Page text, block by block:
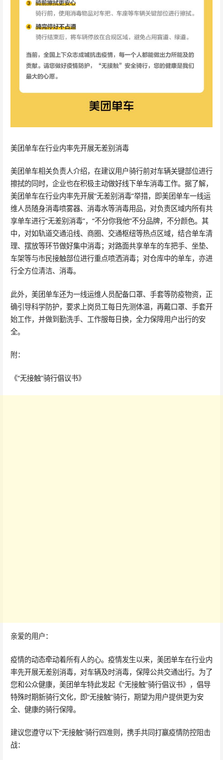
美团单车在行业内率先开展无差别消毒
美团单车相关负责人介绍，在建议用户骑行前对车辆关键部位进行
擦拭的同时，企业也在积极主动做好线下单车消毒工作。据了解，
美团单车在行业内率先开展“无差别消毒”举措，即美团单车一线运
维人员随身消毒喷雾器、消毒水等消毒用品，对负责区域内所有共
享单车进行“无差别消毒”，“不分你我他”不分品牌，不分颜色。其
中，对如轨道交通沿线、商圈、交通枢纽等热点区域，结合单车清
理、摆放等环节做好集中消毒；对路面共享单车的车把手、坐垫、
车架等与市民接触部位进行重点喷洒消毒；对仓库中的单车，亦进
行全方位清洁、消毒。
此外，美团单车还为一线运维人员配备口罩、手套等防疫物资，正
确引导科学防护，要求上岗员工每日先测体温，再戴口罩、手套开
始工作，并做到勤洗手、工作服每日换，全力保障用户出行的安
全。
附：
《“无接触”骑行倡议书》
亲爱的用户：
疫情的动态牵动着所有人的心。疫情发生以来，美团单车在行业内
率先开展无差别消毒，对车辆及时消毒，保障公共交通出行。为了
您和公众健康，美团单车特此发起《“无接触”骑行倡议书》，倡导
特殊时期新骑行文化，即“无接触”骑行，期望为用户提供更为安
全、健康的骑行保障。
建议您遵守以下“无接触”骑行四准则，携手共同打赢疫情防控阻击
战：